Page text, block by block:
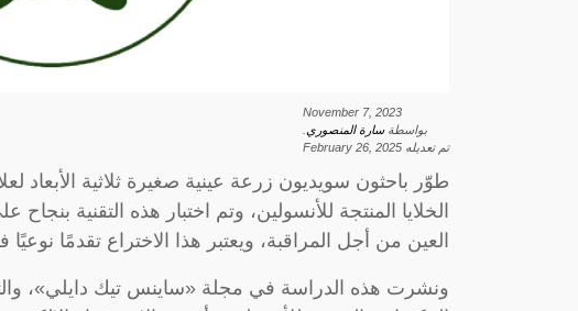
November 7, 2023
بواسطةسارة المنصوري
تم تعديله February 26, 2025
طوّر باحثون سويديون زرعة عينية صغيرة ثلاثية
الخلايا المنتجة للأنسولين، وتم اختبار هذه التقنية
العين من أجل المراقبة، ويعتبر هذا الاختراع تقدمًا نوعيًا
ونشرت هذه الدراسة في مجلة «ساينس تيك دايلي»،